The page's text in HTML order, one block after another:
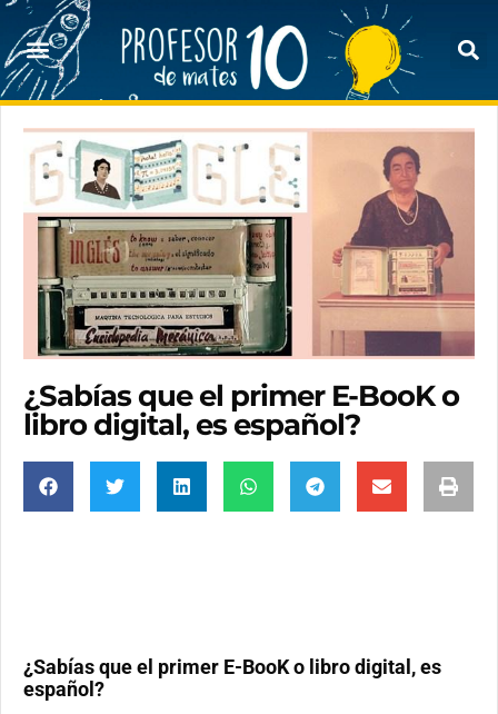
¿Sabías que el primer E-BooK o
libro digital, es español?
¿Sabías que el primer E-BooK o libro digital, es
español?